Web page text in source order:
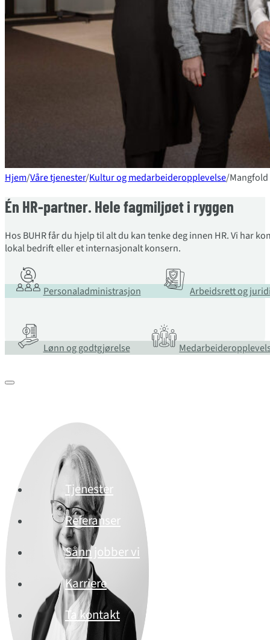
Tjenester
Referanser
Sånn jobber vi
Karriere
Ta kontakt
Hjem/Våre tjenester/Kultur og medarbeideropplevelse/
Én HR-partner. Hele fagmiljøet i ryggen
Hos BUHR får du hjelp til alt du kan tenke deg innen HR. Vi har
lokal bedrift eller et internasjonalt konsern.
Personaladministrasjon Arbeidsrett og
Lønn og godtgjørelse